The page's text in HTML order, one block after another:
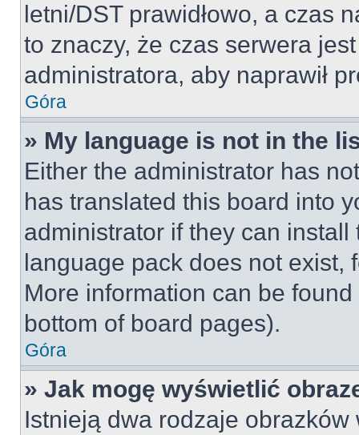
letni/DST prawidłowo, a czas
to znaczy, że czas serwera
administratora, aby naprawił
Góra
» My language is not in the
Either the administrator has
has translated this board into
administrator if they can
language pack does not exist,
More information can be
bottom of board pages).
Góra
» Jak mogę wyświetlić
Istnieją dwa rodzaje